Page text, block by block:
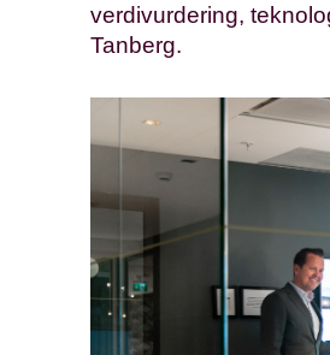
verdivurdering,
Tanberg.